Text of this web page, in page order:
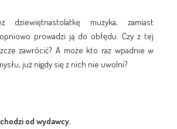
dziewiętnastolatkę muzyka, zamiast
prowadzi ją do obłędu. Czy z tej
zawrócić? A może kto raz wpadnie w
już nigdy się z nich nie uwolni?
od wydawcy.